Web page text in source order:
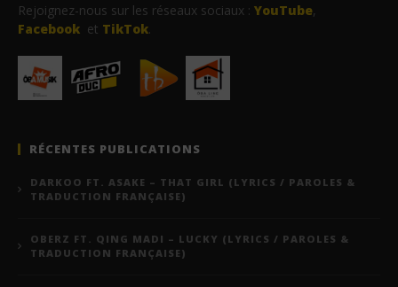
Rejoignez-nous sur les réseaux sociaux : YouTube,
Facebook et TikTok.
RÉCENTES PUBLICATIONS
DARKOO FT. ASAKE – THAT GIRL (LYRICS / PAROLES &
TRADUCTION FRANÇAISE)
OBERZ FT. QING MADI – LUCKY (LYRICS / PAROLES &
TRADUCTION FRANÇAISE)